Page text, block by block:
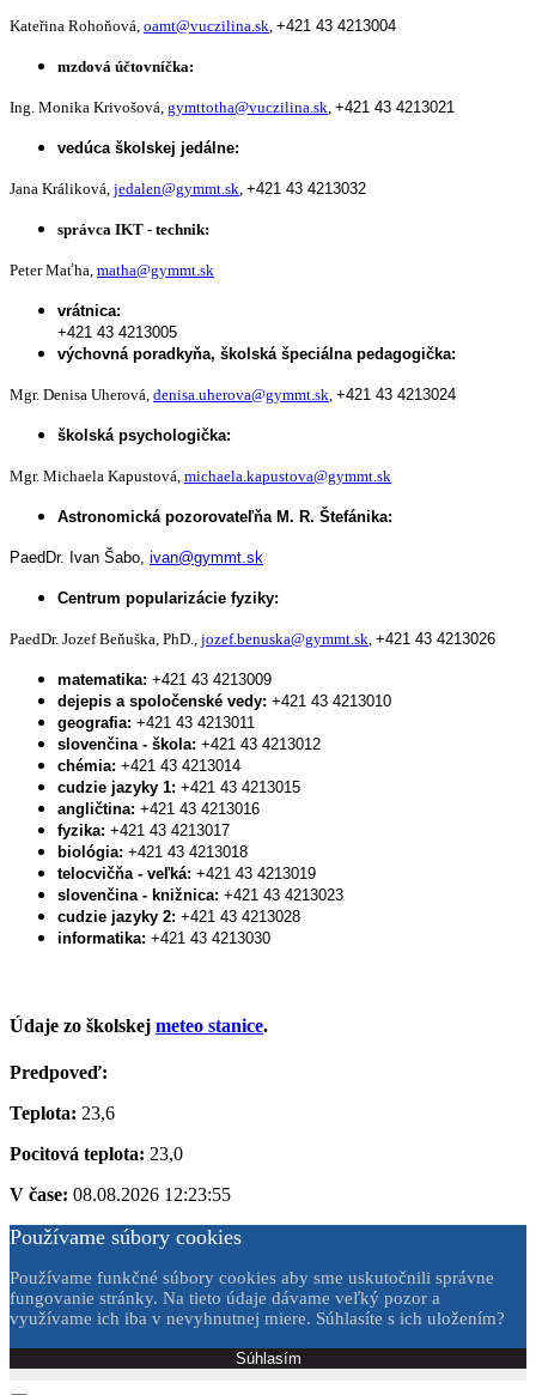
Kateřina Rohoňová, oamt@vuczilina.sk, +421 43 4213004
mzdová účtovníčka:
Ing. Monika Krivošová, gymttotha@vuczilina.sk, +421 43 4213021
vedúca školskej jedálne:
Jana Králiková, jedalen@gymmt.sk, +421 43 4213032
správca IKT - technik:
Peter Maťha, matha@gymmt.sk
vrátnica:
+421 43 4213005
výchovná poradkyňa, školská špeciálna pedagogička:
Mgr. Denisa Uherová, denisa.uherova@gymmt.sk, +421 43 4213024
školská psychologička:
Mgr. Michaela Kapustová, michaela.kapustova@gymmt.sk
Astronomická pozorovateľňa M. R. Štefánika:
PaedDr. Ivan Šabo, ivan@gymmt.sk
Centrum popularizácie fyziky:
PaedDr. Jozef Beňuška, PhD., jozef.benuska@gymmt.sk, +421 43 4213026
matematika: +421 43 4213009
dejepis a spoločenské vedy: +421 43 4213010
geografia: +421 43 4213011
slovenčina - škola: +421 43 4213012
chémia: +421 43 4213014
cudzie jazyky 1: +421 43 4213015
angličtina: +421 43 4213016
fyzika: +421 43 4213017
biológia: +421 43 4213018
telocvičňa - veľká: +421 43 4213019
slovenčina - knižnica: +421 43 4213023
cudzie jazyky 2: +421 43 4213028
informatika: +421 43 4213030
Údaje zo školskej meteo stanice.
Predpoveď:
Teplota: 23,6
Pocitová teplota: 23,0
V čase: 08.08.2026 12:23:55
Používame súbory cookies
Používame funkčné súbory cookies aby sme uskutočnili správne
fungovanie stránky. Na tieto údaje dávame veľký pozor a
využívame ich iba v nevyhnutnej miere. Súhlasíte s ich uložením?
Súhlasím